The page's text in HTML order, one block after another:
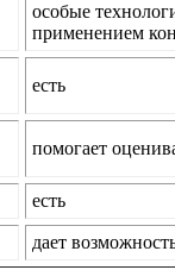
особые
применением
есть
помогает
есть
дает